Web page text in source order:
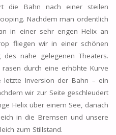
die Bahn nach einer steilen
Nachdem man ordentlich
in einer sehr engen Helix an
fliegen wir in einer schönen
des nahe gelegenen Theaters.
durch eine erhöhte Kurve
Inversion der Bahn – ein
wir zur Seite geschleudert
Helix über einem See, danach
in die Bremsen und unsere
zum Stillstand.